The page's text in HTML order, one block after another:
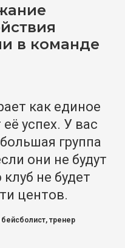
в команде
как единое
успех. У вас
группа
они не будут
не будет
центов.
тренер